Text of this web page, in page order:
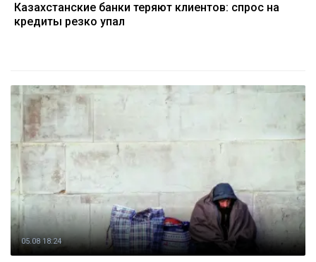
Казахстанские банки теряют клиентов: спрос на
кредиты резко упал
05.08 18:24